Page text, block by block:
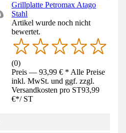
Grillplatte Petromax Atago
Stahl
Artikel wurde noch nicht
bewertet.
(0)
Preis — 93,99 € * Alle Preise
inkl. MwSt. und ggf. zzgl.
Versandkosten pro ST93,99
€*/ ST